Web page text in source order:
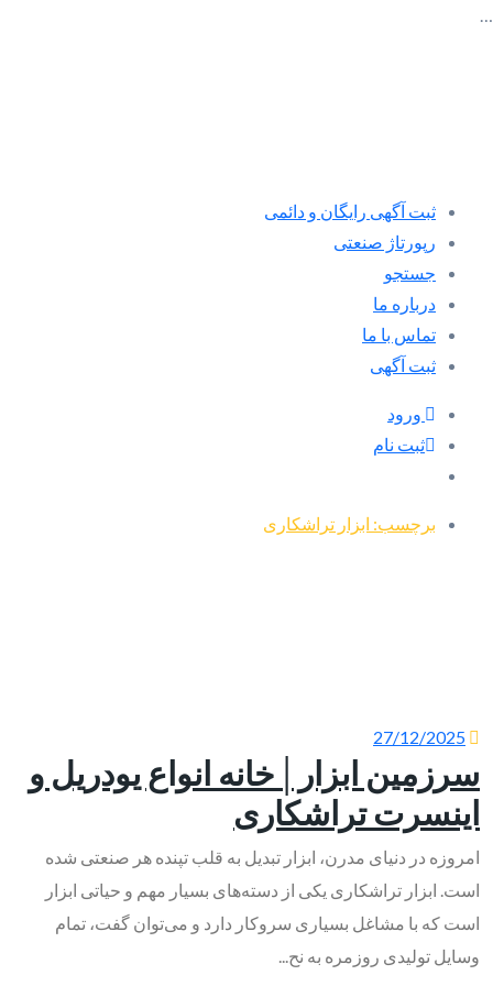
…
ثبت آگهی رایگان و دائمی
رپورتاژ صنعتی
جستجو
درباره ما
تماس با ما
ثبت آگهی
ورود
ثبت نام
برچسب: ابزار تراشکاری
27/12/2025
سرزمین ابزار│خانه انواع یودریل و
اینسرت تراشکاری
امروزه در دنیای مدرن، ابزار تبدیل به قلب تپنده هر صنعتی شده
است. ابزار تراشکاری یکی از دسته‌های بسیار مهم و حیاتی ابزار
است که با مشاغل بسیاری سروکار دارد و می‌توان گفت، تمام
وسایل تولیدی روزمره به نح...